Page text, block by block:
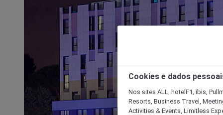
Cookies e dados
Nos sites ALL, hotelF1, ibis,
Resorts, Business Travel,
Activities & Events, Limitless